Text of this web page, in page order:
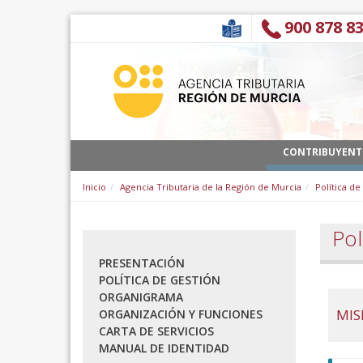
900 878
Inicio Agencia Tributaria de la Región de Murcia Política de
PRESENTACIÓN
POLÍTICA DE GESTIÓN
ORGANIGRAMA
ORGANIZACIÓN Y FUNCIONES
CARTA DE SERVICIOS
MANUAL DE IDENTIDAD